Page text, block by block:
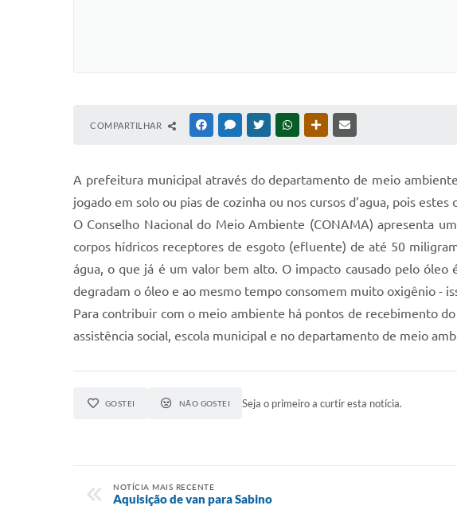
COMPARTILHAR FACEBOOKMESSENGER
TWITTERWHATSAPPOUTRAS MÍDIAS
A prefeitura municipal através do departamento de meio
jogado em solo ou pias de cozinha ou nos cursos d’agua, pois
O Conselho Nacional do Meio Ambiente (CONAMA) apresenta
corpos hídricos receptores de esgoto (efluente) de até 50
água, o que já é um valor bem alto. O impacto causado pelo
degradam o óleo e ao mesmo tempo consomem muito oxigênio -
Para contribuir com o meio ambiente há pontos de recebimento
assistência social, escola municipal e no departamento de meio
GOSTEI NÃO GOSTEI Seja o primeiro a curtir esta notícia.
NOTÍCIA MAIS RECENTE
Aquisição de van para Sabino